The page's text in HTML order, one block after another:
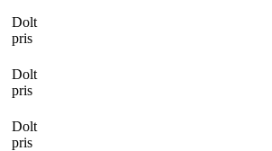
Dolt
pris
Dolt
pris
Dolt
pris